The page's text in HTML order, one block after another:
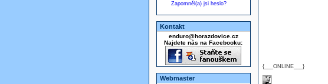
Zapomněl(a) jsi heslo?
Kontakt
enduro@horazdovice.cz
Najdete nás na Facebooku:
Webmaster
{___ONLINE___}